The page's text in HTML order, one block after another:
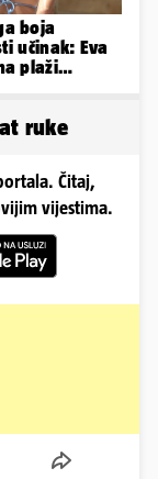
boja
učinak: Eva
plaži
ruke
Čitaj,
vijestima.